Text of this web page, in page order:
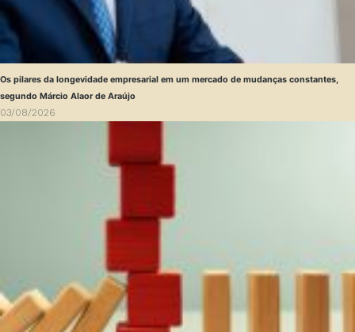
Os pilares da longevidade empresarial em um mercado de mudanças constantes,
segundo Márcio Alaor de Araújo
03/08/2026